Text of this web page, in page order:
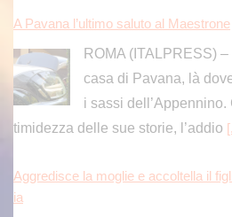
A Pavana l’ultimo saluto al Maestrone
ROMA (ITALPRESS)
casa di Pavana, là
i sassi
timidezza delle sue storie, l’addio
Aggredisce la moglie e accoltella il
ia